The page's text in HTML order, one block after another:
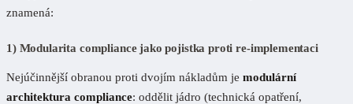
znamená:
1) Modularita compliance jako pojistka proti re-implementaci
Nejúčinnější obranou proti dvojím nákladům je modulární
architektura compliance: oddělit jádro (technická opatření,